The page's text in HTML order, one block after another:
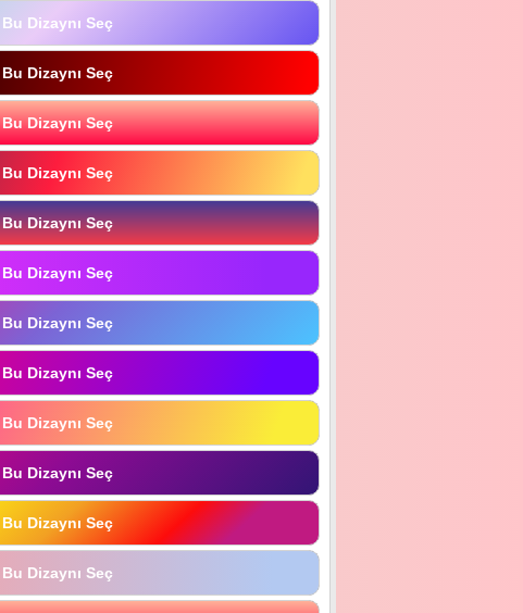
Bu Dizaynı Seç
Bu Dizaynı Seç
Bu Dizaynı Seç
Bu Dizaynı Seç
Bu Dizaynı Seç
Bu Dizaynı Seç
Bu Dizaynı Seç
Bu Dizaynı Seç
Bu Dizaynı Seç
Bu Dizaynı Seç
Bu Dizaynı Seç
Bu Dizaynı Seç